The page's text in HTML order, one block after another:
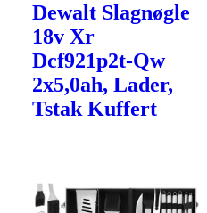
Dewalt Slagnøgle
18v Xr
Dcf921p2t-Qw
2x5,0ah, Lader,
Tstak Kuffert